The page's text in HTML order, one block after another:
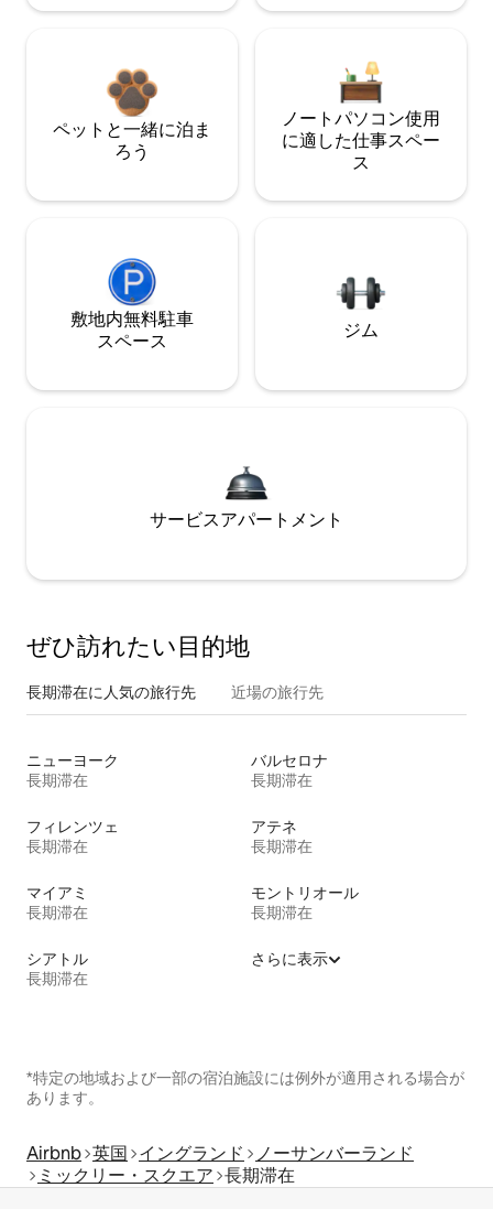
ペットと一緒に泊ま
ろう
ノートパソコン使用
に適した仕事スペー
ス
敷地内無料駐⁠車
ス⁠ペ⁠ー⁠ス
ジム
サービスアパートメント
ぜひ訪⁠れ⁠た⁠い目⁠的⁠地
長期滞在に人気の旅行先 近場の旅行先
ニューヨーク
長期滞在
バルセロナ
長期滞在
フィレンツェ
長期滞在
アテネ
長期滞在
マイアミ
長期滞在
モントリオール
長期滞在
シアトル
長期滞在
さらに表示
*特定の地域および一部の宿泊施設には例外が適用される場合が
あります。
Airbnb 英国 イングランド
ノーサンバーランド
ミックリー・スクエア 長期滞在